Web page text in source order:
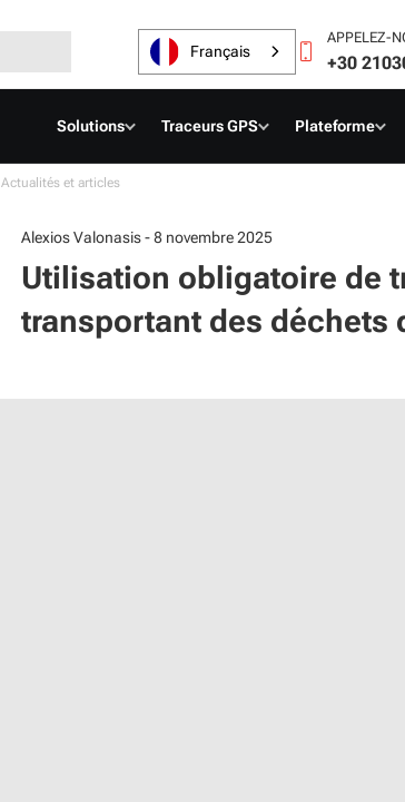
Français
APPELEZ-
+30
Solutions Traceurs GPS Plateforme
Actualités et articles
Alexios Valonasis - 8 novembre 2025
Utilisation obligatoire de
transportant des